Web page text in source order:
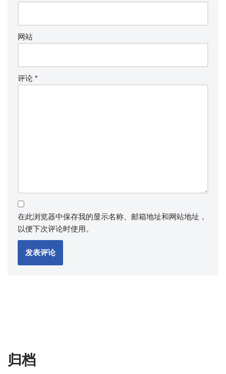
网站
评论 *
在此浏览器中保存我的显示名称、邮箱地址和网站地址，
以便下次评论时使用。
归档